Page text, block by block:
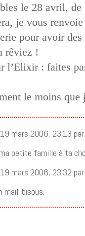
le 28 avril,
je vous
pour avoir
rêviez !
l’Elixir : faites
le moins
mars 2006, 23:13 par
petite famille à ta
mars 2006, 23:32 par
mail! bisous.